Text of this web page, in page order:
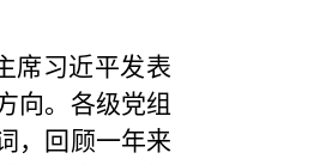
席习近平发表
向。各级党组
，回顾一年来